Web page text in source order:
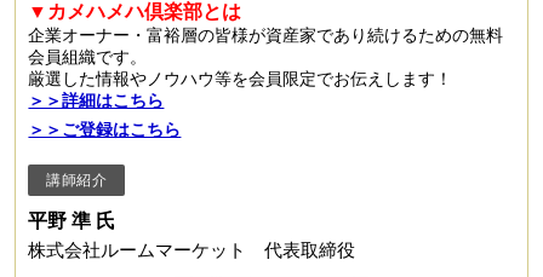
▼カメハメハ倶楽部とは
企業オーナー・富裕層の皆様が資産家であり続けるための無料
会員組織です。
厳選した情報やノウハウ等を会員限定でお伝えします！
＞＞詳細はこちら
＞＞ご登録はこちら
講師紹介
平野 準 氏
株式会社ルームマーケット 代表取締役